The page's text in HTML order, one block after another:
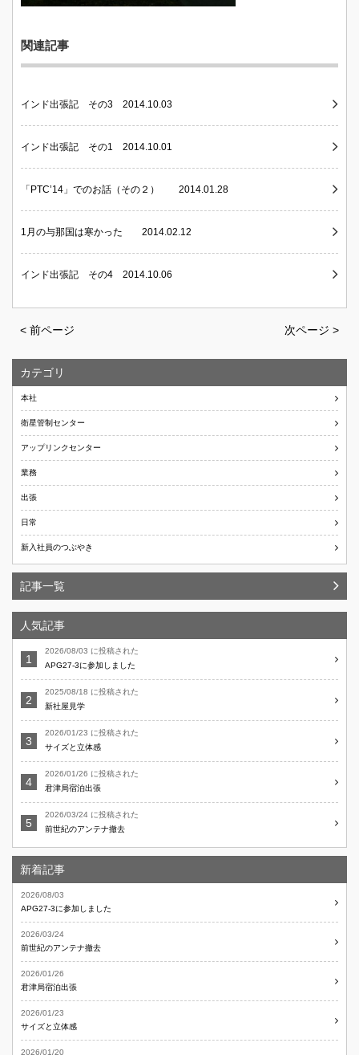
関連記事
インド出張記 その3 2014.10.03
インド出張記 その1 2014.10.01
「PTC’14」でのお話（その２） 2014.01.28
1月の与那国は寒かった 2014.02.12
インド出張記 その4 2014.10.06
< 前ページ 次ページ >
カテゴリ
本社
衛星管制センター
アップリンクセンター
業務
出張
日常
新入社員のつぶやき
記事一覧
人気記事
2026/08/03 に投稿された
APG27-3に参加しました
2025/08/18 に投稿された
新社屋見学
2026/01/23 に投稿された
サイズと立体感
2026/01/26 に投稿された
君津局宿泊出張
2026/03/24 に投稿された
前世紀のアンテナ撤去
新着記事
2026/08/03
APG27-3に参加しました
2026/03/24
前世紀のアンテナ撤去
2026/01/26
君津局宿泊出張
2026/01/23
サイズと立体感
2026/01/20